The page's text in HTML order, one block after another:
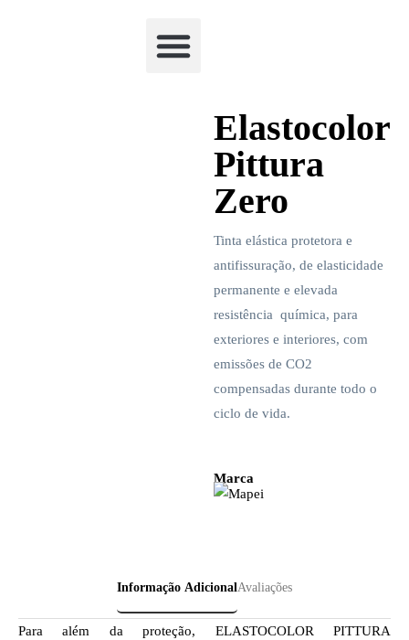
Elastocolor
Pittura
Zero
Tinta elástica protetora e
antifissuração, de elasticidade
permanente e elevada
resistência química, para
exteriores e interiores, com
emissões de CO2
compensadas durante todo o
ciclo de vida.
Marca
Informação AdicionalAvaliações
Para além da proteção, ELASTOCOLOR PITTURA